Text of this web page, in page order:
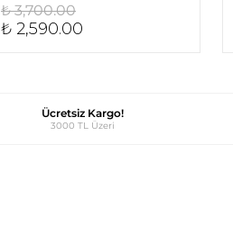
₺ 3,700.00
₺ 2,590.00
Ücretsiz Kargo!
3000 TL Üzeri